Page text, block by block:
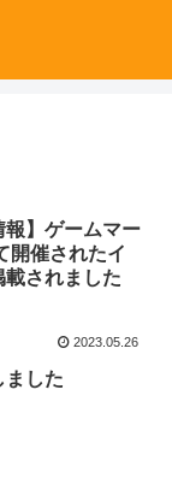
報】ゲームマー
開催されたイ
されました
2023.05.26
ました